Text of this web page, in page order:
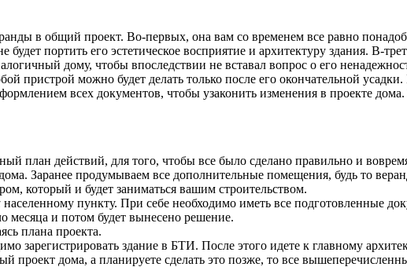
в общий проект. Во-первых, она вам со временем все равно
будет портить его эстетическое восприятие и архитектуру здания. В-
дому, чтобы впоследствии не вставал вопрос о его
пристрой можно будет делать только после его окончательной
всех документов, чтобы узаконить изменения в проекте
план действий, для того, чтобы все было сделано правильно и
Заранее продумываем все дополнительные помещения, будь то
который и будет заниматься вашим строительством.
пункту. При себе необходимо иметь все подготовленные
месяца и потом будет вынесено решение.
плана проекта.
зарегистрировать здание в БТИ. После этого идете к главному
проект дома, а планируете сделать это позже, то все